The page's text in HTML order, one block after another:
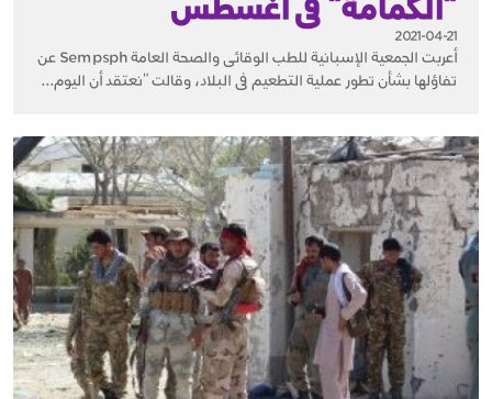
2021-04-21
أعربت الجمعية الإسبانية للطب الوقائى والصحة العامة Sempsph عن
تفاؤلها بشأن تطور عملية التطعيم فى البلاد، وقالت "نعتقد أن اليوم...